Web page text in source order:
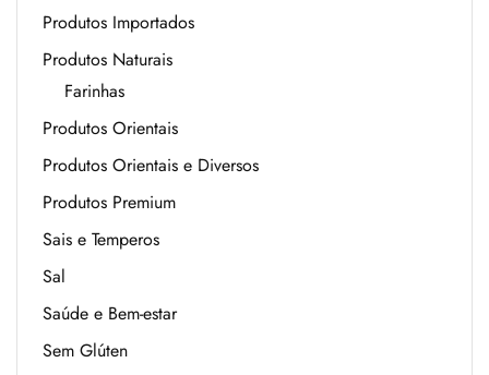
Produtos Importados
Produtos Naturais
Farinhas
Produtos Orientais
Produtos Orientais e Diversos
Produtos Premium
Sais e Temperos
Sal
Saúde e Bem-estar
Sem Glúten